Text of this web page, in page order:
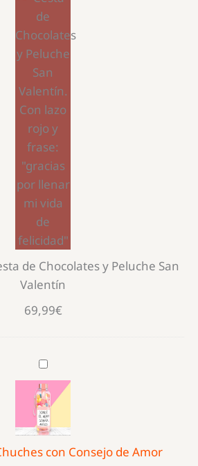
Chocolates
Peluche
Valentín
de Chocolates y Peluche San
Valentín
69,99€
Bidón
de
Chuches
con
Consejo
decon Consejo de Amor